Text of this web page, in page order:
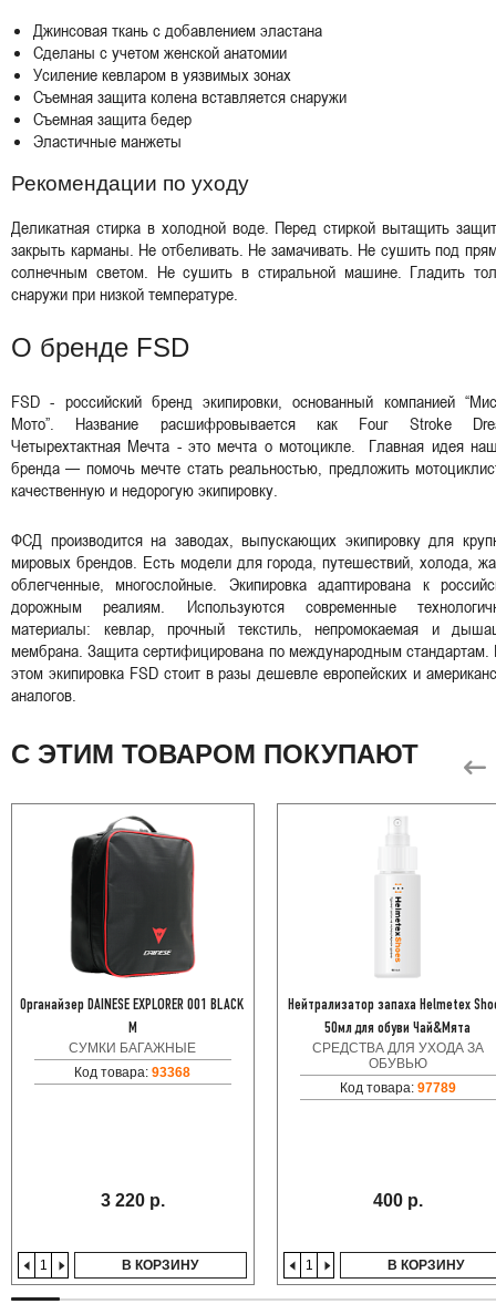
Джинсовая ткань с добавлением эластана
Сделаны с учетом женской анатомии
Усиление кевларом в уязвимых зонах
Съемная защита колена вставляется снаружи
Съемная защита бедер
Эластичные манжеты
Рекомендации по уходу
Деликатная стирка в холодной воде. Перед стиркой вытащить
закрыть карманы. Не отбеливать. Не замачивать. Не сушить под
солнечным светом. Не сушить в стиральной машине. Гладить
снаружи при низкой температуре.
О бренде FSD
FSD - российский бренд экипировки, основанный компанией
Мото”. Название расшифровывается как Four Stroke
Четырехтактная Мечта - это мечта о мотоцикле. Главная идея
бренда — помочь мечте стать реальностью, предложить
качественную и недорогую экипировку.
ФСД производится на заводах, выпускающих экипировку для
мировых брендов. Есть модели для города, путешествий, холода,
облегченные, многослойные. Экипировка адаптирована к
дорожным реалиям. Используются современные
материалы: кевлар, прочный текстиль, непромокаемая и
мембрана. Защита сертифицирована по международным стандартам.
этом экипировка FSD стоит в разы дешевле европейских и
аналогов.
С ЭТИМ ТОВАРОМ ПОКУПАЮТ
Органайзер DAINESE EXPLORER 001 BLACK
M
СУМКИ БАГАЖНЫЕ
Код товара:93368
3 220 р.
В КОРЗИНУ
Нейтрализатор запаха Helmetex
50мл для обуви Чай&Мята
СРЕДСТВА ДЛЯ УХОДА ЗА
ОБУВЬЮ
Код товара: 97789
400 р.
В КОРЗИНУ